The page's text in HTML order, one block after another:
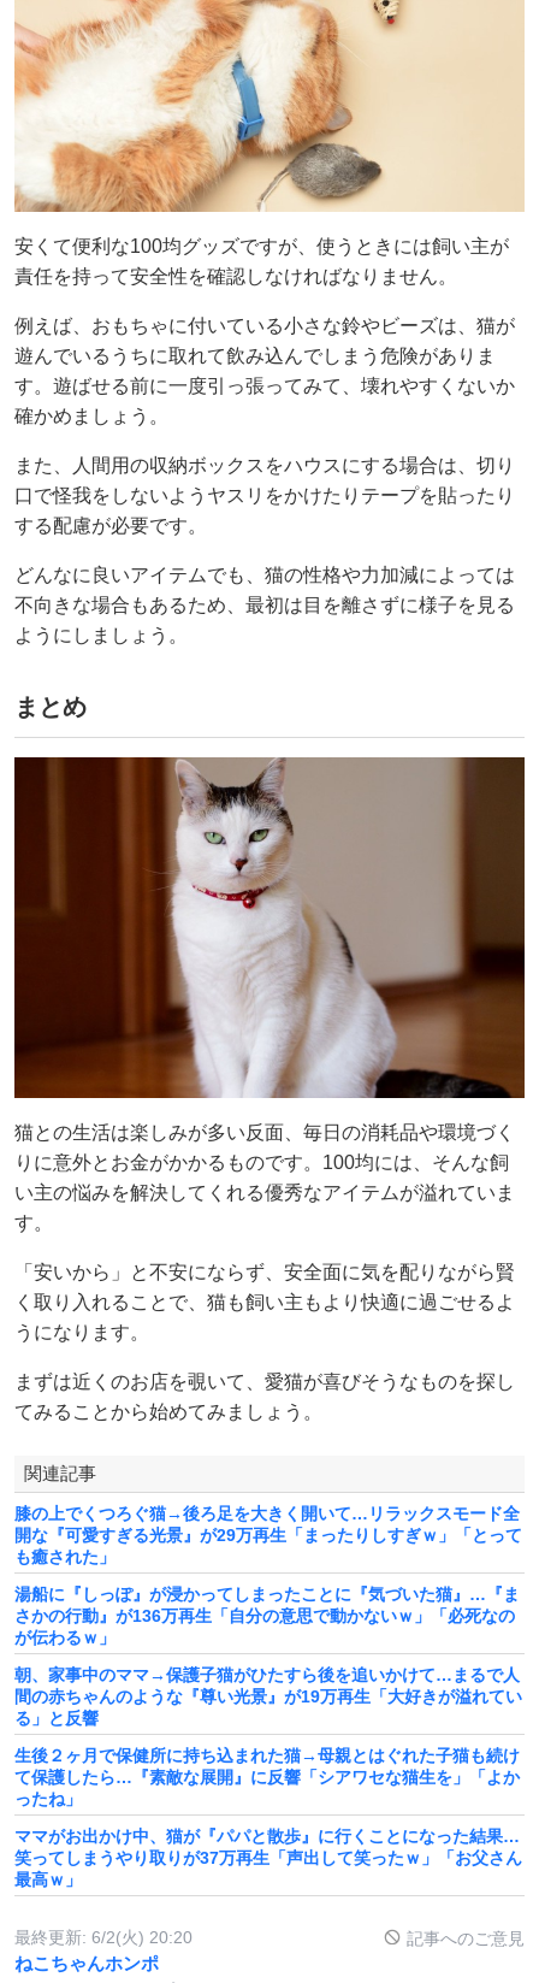
安くて便利な100均グッズですが、使うときには飼い主が
責任を持って安全性を確認しなければなりません。
例えば、おもちゃに付いている小さな鈴やビーズは、猫が
遊んでいるうちに取れて飲み込んでしまう危険がありま
す。遊ばせる前に一度引っ張ってみて、壊れやすくないか
確かめましょう。
また、人間用の収納ボックスをハウスにする場合は、切り
口で怪我をしないようヤスリをかけたりテープを貼ったり
する配慮が必要です。
どんなに良いアイテムでも、猫の性格や力加減によっては
不向きな場合もあるため、最初は目を離さずに様子を見る
ようにしましょう。
まとめ
猫との生活は楽しみが多い反面、毎日の消耗品や環境づく
りに意外とお金がかかるものです。100均には、そんな飼
い主の悩みを解決してくれる優秀なアイテムが溢れていま
す。
「安いから」と不安にならず、安全面に気を配りながら賢
く取り入れることで、猫も飼い主もより快適に過ごせるよ
うになります。
まずは近くのお店を覗いて、愛猫が喜びそうなものを探し
てみることから始めてみましょう。
関連記事
膝の上でくつろぐ猫→後ろ足を大きく開いて…リラックスモード全
開な『可愛すぎる光景』が29万再生「まったりしすぎｗ」「とって
も癒された」
湯船に『しっぽ』が浸かってしまったことに『気づいた猫』…『ま
さかの行動』が136万再生「自分の意思で動かないｗ」「必死なの
が伝わるｗ」
朝、家事中のママ→保護子猫がひたすら後を追いかけて…まるで人
間の赤ちゃんのような『尊い光景』が19万再生「大好きが溢れてい
る」と反響
生後２ヶ月で保健所に持ち込まれた猫→母親とはぐれた子猫も続け
て保護したら…『素敵な展開』に反響「シアワセな猫生を」「よか
ったね」
ママがお出かけ中、猫が『パパと散歩』に行くことになった結果…
笑ってしまうやり取りが37万再生「声出して笑ったｗ」「お父さん
最高ｗ」
最終更新: 6/2(火) 20:20 記事へのご意見
ねこちゃんホンポ